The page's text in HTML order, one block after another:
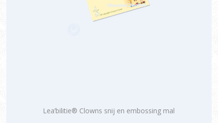
Lea’bilitie® Clowns snij en embossing mal